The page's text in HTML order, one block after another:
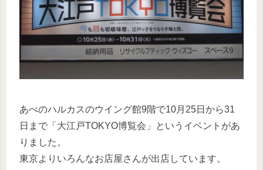
あべのハルカスのウイング館9階で10月25日から31
日まで「大江戸TOKYO博覧会」というイベントがあ
りました。
東京よりいろんなお店屋さんが出店しています。